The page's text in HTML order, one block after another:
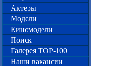
Актеры
Модели
Киномодели
Поиск
Галерея TOP-100
Наши вакансии